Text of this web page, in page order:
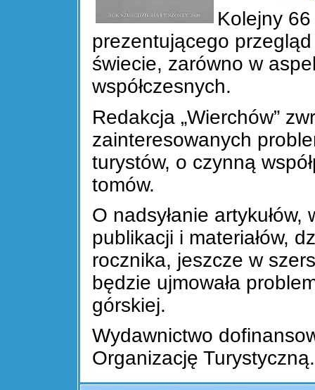
Kolejny
prezentującego
świecie, zarówno w
współczesnych.
Redakcja „Wierchów”
zainteresowanych
turystów, o czynną
tomów.
O nadsyłanie
publikacji i materiałów,
rocznika, jeszcze w
będzie ujmowała
górskiej.
Wydawnictwo
Organizację Turystyczną.